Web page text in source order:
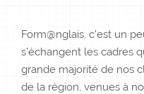
Form@nglais, c’est un
s’échangent les cadres
grande majorité de nos
de la région, venues à